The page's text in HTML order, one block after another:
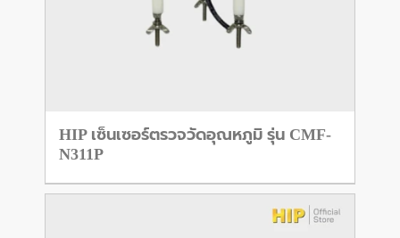
HIP เซ็นเซอร์ตรวจวัดอุณหภูมิ รุ่น CMF-
N311P